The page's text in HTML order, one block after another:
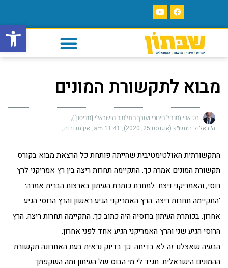
פתח
מבוא לתקשורת המונים
רט אבי (מנהל חינוכי ועורך התלמוד הישראלי [מדיסון])
ה׳ באלול ה׳תש״פ (אוגוסט 25, 2020) 11:41 am אין תגובות
התקשורתית האולטימטיבית שהייתה פותחת כל הרצאת מבוא בקורס
תקשורת המונים אמרה כך: התקיימה תחרות ריצה בין רץ אמריקני לרץ
רוסי, והאמריקני ניצח. למחרת כותרת העיתון בארצות הברית אמרה:
'התקיימה תחרות ריצה. הרץ האמריקני הגיע ראשון והרץ הרוסי הגיע
אחרון. בכותרת העיתון ברוסיה היה כתוב כך: התקיימה תחרות ריצה. הרץ
הרוסי הגיע שני והרץ האמריקני הגיע אחד לפני אחרון.
הבעיה שאצלנו זה לא בדיחה. כך בדיוק נראית בעת האחרונה תקשורת
ההמונים הישראלית. תגיד לי מי הבוס של העיתון ומה השקפתך